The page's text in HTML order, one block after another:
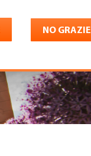
NO GRAZIE